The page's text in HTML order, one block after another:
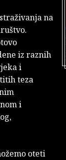
na
iz raznih
i
teza
i
oteti